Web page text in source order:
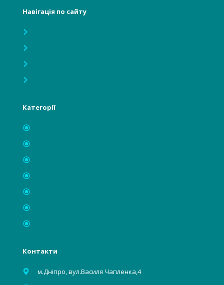
Навігація по сайту
Категорії
Контакти
м.Дніпро, вул.Василя Чапленка,4